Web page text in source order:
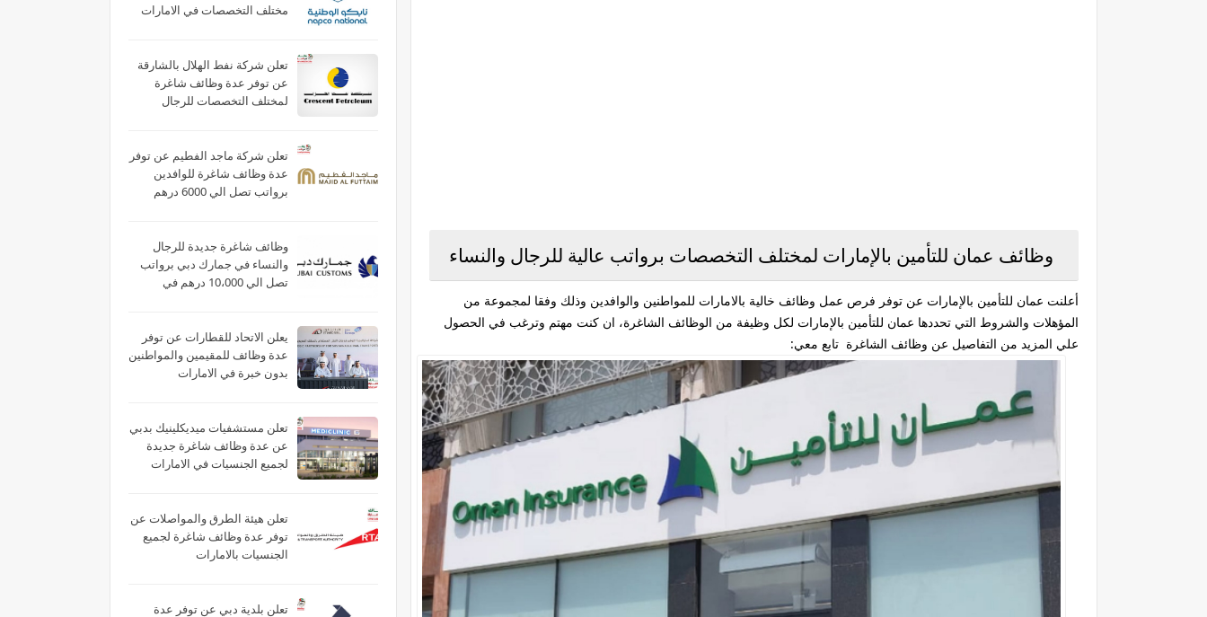
وظائف عمان للتأمين بالإمارات لمختلف التخصصات برواتب عالية للرجال والنساء
أعلنت عمان للتأمين بالإمارات عن توفر فرص عمل وظائف خالية بالامارات للمواطنين والوافدين وذلك وفقا لمجموعة من
المؤهلات والشروط التي تحددها عمان للتأمين بالإمارات لكل وظيفة من الوظائف الشاغرة، ان كنت مهتم وترغب في الحصول
علي المزيد من التفاصيل عن وظائف الشاغرة تابع معي:
مختلف التخصصات في الامارات
تعلن شركة نفط الهلال بالشارقة
عن توفر عدة وظائف شاغرة
لمختلف التخصصات للرجال
تعلن شركة ماجد الفطيم عن توفر
عدة وظائف شاغرة للوافدين
برواتب تصل الي 6000 درهم
وظائف شاغرة جديدة للرجال
والنساء في جمارك دبي برواتب
تصل الي 10،000 درهم في
يعلن الاتحاد للقطارات عن توفر
عدة وظائف للمقيمين والمواطنين
بدون خبرة في الامارات
تعلن مستشفيات ميديكلينيك بدبي
عن عدة وظائف شاغرة جديدة
لجميع الجنسيات في الامارات
تعلن هيئة الطرق والمواصلات عن
توفر عدة وظائف شاغرة لجميع
الجنسيات بالامارات
تعلن بلدية دبي عن توفر عدة